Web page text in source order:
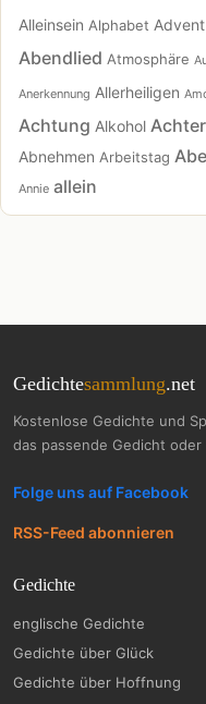
Alleinsein Alphabet Advent
Abendlied Atmosphäre
Anerkennung Allerheiligen
Achtung Alkohol
Abnehmen Arbeitstag
Annie allein
Gedichtesammlung.net
Kostenlose Gedichte und
das passende Gedicht
Folge uns auf Facebook
RSS-Feed abonnieren
Gedichte
englische Gedichte
Gedichte über Glück
Gedichte über Hoffnung